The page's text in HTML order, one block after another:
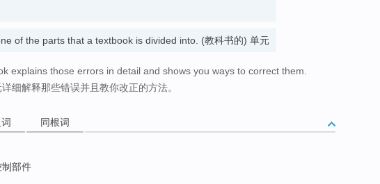
of the parts that a textbook is divided into. (教科书的) 单元
explains those errors in detail and shows you ways to correct them.
细解释那些错误并且教你改正的方法。
同根词
部件